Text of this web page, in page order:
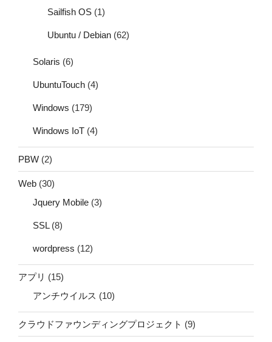
Sailfish OS (1)
Ubuntu / Debian (62)
Solaris (6)
UbuntuTouch (4)
Windows (179)
Windows IoT (4)
PBW (2)
Web (30)
Jquery Mobile (3)
SSL(8)
wordpress (12)
アプリ (15)
アンチウイルス (10)
クラウドファウンディングプロジェクト (9)